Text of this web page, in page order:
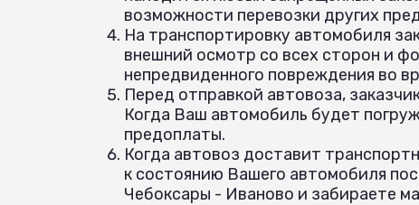
возможности перевозки других
На транспортировку автомобиля
внешний осмотр со всех сторон и
непредвиденного повреждения во
Перед отправкой автовоза,
Когда Ваш автомобиль будет
предоплаты.
Когда автовоз доставит
к состоянию Вашего автомобиля
Чебоксары - Иваново и забираете